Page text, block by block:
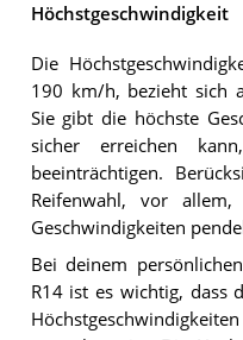
Höchstgeschwindigkeit
Die
190 km/h, bezieht sich
Sie gibt die höchste
sicher erreichen
beeinträchtigen.
Reifenwahl, vor
Geschwindigkeiten
Bei deinem
R14 ist es wichtig, dass